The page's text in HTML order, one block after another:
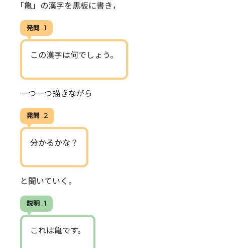
｢亀」の漢字を黒板に書き，
発問 . 1
この漢字は何でしょう。
一つ一つ描きながら
発問 . 2
分かるかな？
と聞いていく。
説明 . 1
これは亀です。